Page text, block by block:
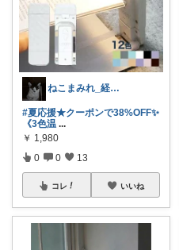
ねこまみれ_経由感謝致します🐈
#夏応援★クーポンで38%OFF✨
《3色温 ...
￥ 1,980
0 0 13
コレ いいね